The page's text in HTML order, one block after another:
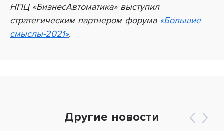
НПЦ «БизнесАвтоматика» выступил
стратегическим партнером форума «Большие
смыслы-2021».
Другие новости